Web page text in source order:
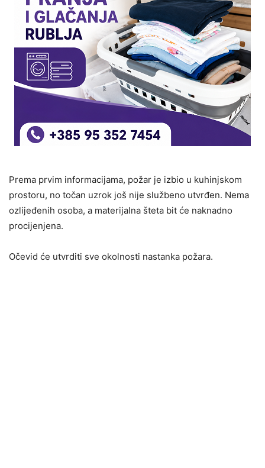
Prema prvim informacijama, požar je izbio u kuhinjskom
prostoru, no točan uzrok još nije službeno utvrđen. Nema
ozlijeđenih osoba, a materijalna šteta bit će naknadno
procijenjena.
Očevid će utvrditi sve okolnosti nastanka požara.